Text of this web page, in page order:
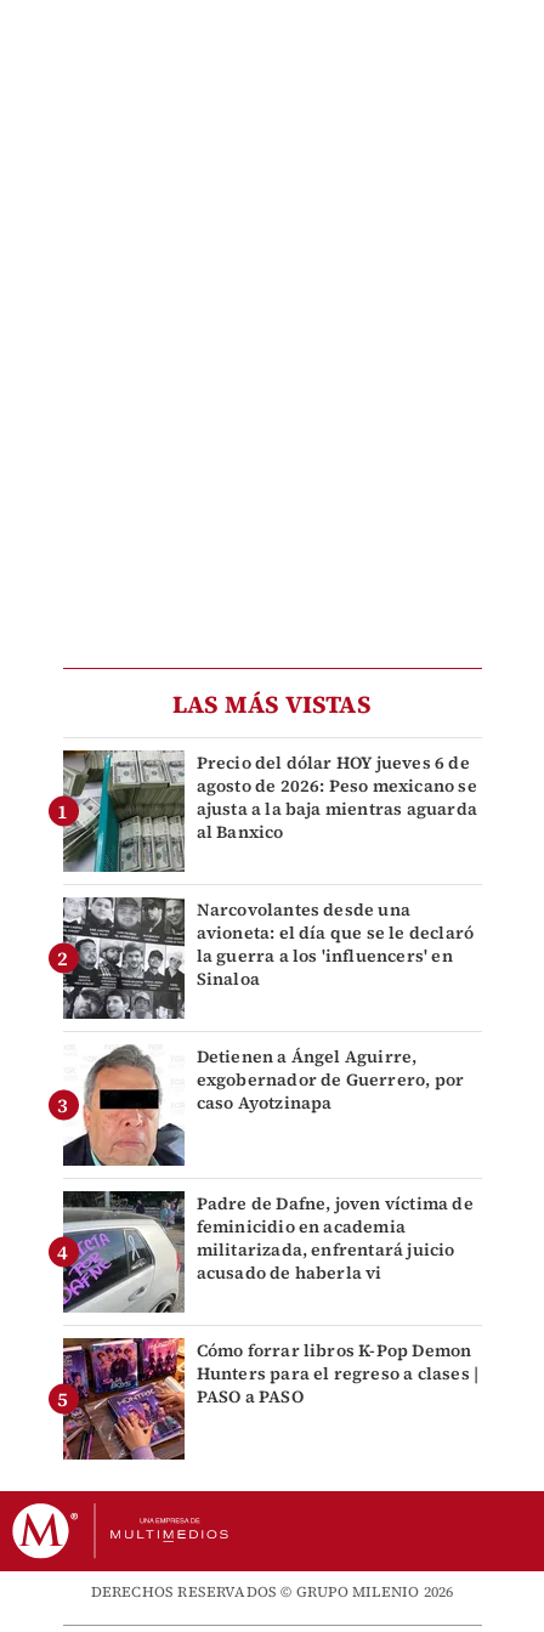
LAS MÁS VISTAS
Precio del dólar HOY jueves 6 de
agosto de 2026: Peso mexicano se
ajusta a la baja mientras aguarda
al Banxico
Narcovolantes desde una
avioneta: el día que se le declaró
la guerra a los 'influencers' en
Sinaloa
Detienen a Ángel Aguirre,
exgobernador de Guerrero, por
caso Ayotzinapa
Padre de Dafne, joven víctima de
feminicidio en academia
militarizada, enfrentará juicio
acusado de haberla vi
Cómo forrar libros K-Pop Demon
Hunters para el regreso a clases |
PASO a PASO
DERECHOS RESERVADOS © GRUPO MILENIO 2026